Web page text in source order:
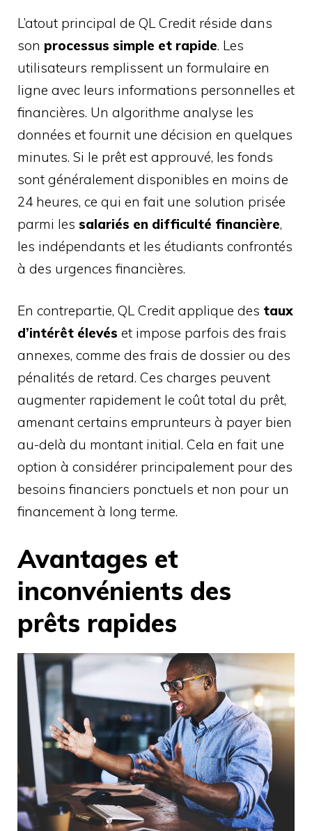
L’atout principal de QL Credit réside dans
son processus simple et rapide. Les
utilisateurs remplissent un formulaire en
ligne avec leurs informations personnelles et
financières. Un algorithme analyse les
données et fournit une décision en quelques
minutes. Si le prêt est approuvé, les fonds
sont généralement disponibles en moins de
24 heures, ce qui en fait une solution prisée
parmi les salariés en difficulté financière,
les indépendants et les étudiants confrontés
à des urgences financières.
En contrepartie, QL Credit applique des taux
d’intérêt élevés et impose parfois des frais
annexes, comme des frais de dossier ou des
pénalités de retard. Ces charges peuvent
augmenter rapidement le coût total du prêt,
amenant certains emprunteurs à payer bien
au-delà du montant initial. Cela en fait une
option à considérer principalement pour des
besoins financiers ponctuels et non pour un
financement à long terme.
Avantages et
inconvénients des
prêts rapides